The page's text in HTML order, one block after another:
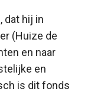
dat hij in
(Huize de
en naar
en
is dit fonds